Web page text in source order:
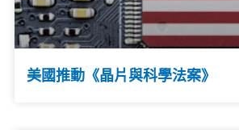
美國推動《晶片與科學法案》